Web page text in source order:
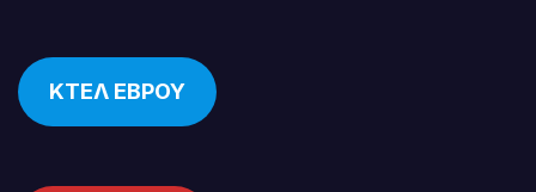
ΚΤΕΛ ΕΒΡΟΥ